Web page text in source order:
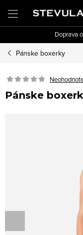
obsah
Doprava
Pánske boxerky
Pánske